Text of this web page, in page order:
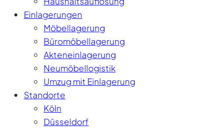
Einlagerungen
Möbellagerung
Büromöbellagerung
Akteneinlagerung
Neumöbellogistik
Umzug mit Einlagerung
Standorte
Köln
Düsseldorf